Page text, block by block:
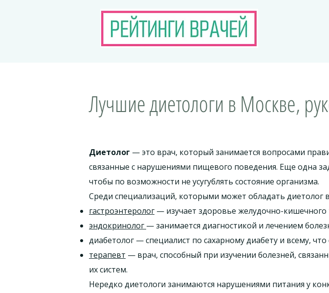
Лучшие диетологи в Москве,
Диетолог — это врач, который занимается вопросами
связанные с нарушениями пищевого поведения. Еще одна
чтобы по возможности не усугублять состояние организма.
Среди специализаций, которыми может обладать диетолог
гастроэнтеролог — изучает здоровье желудочно-кишечного
эндокринолог — занимается диагностикой и лечением
диабетолог — специалист по сахарному диабету и всему, что
терапевт — врач, способный при изучении болезней,
их систем.
Нередко диетологи занимаются нарушениями питания у